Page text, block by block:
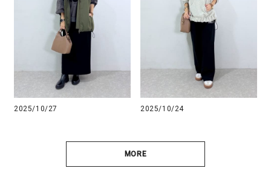
2025/10/27 2025/10/24
MORE